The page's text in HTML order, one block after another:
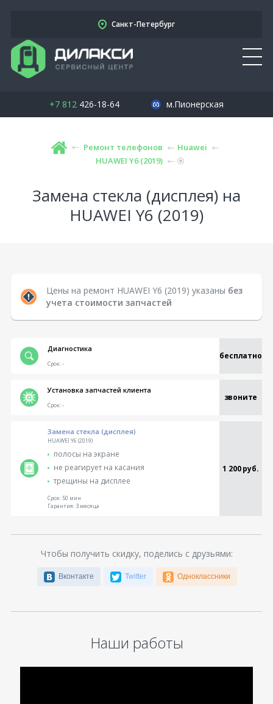
Санкт-Петербург
+7 812426-18-64 м.Пионерская
Ремонт телефонов
Huawei
HUAWEI Y6 (2019)
Замена стекла (дисплея) на
HUAWEI Y6 (2019)
Цены на ремонт HUAWEI Y6 (2019) указаны без
учета стоимости запчастей
Диагностика
бесплатно
Срок:-
Установка запчастей клиента
звоните
Срок:-
Замена стекла (дисплея)
HUAWEI Y6 (2019)
полосы на экране
не реагирует на касания
трещины на дисплее
1 200 руб.
Срок:50 мин
Гарантия:3 месяца
Чтобы получить скидку, поделись с друзьями:
Вконтакте Twitter Одноклассники
Наши работы